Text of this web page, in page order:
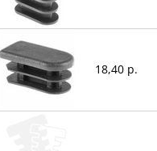
18,40 р.